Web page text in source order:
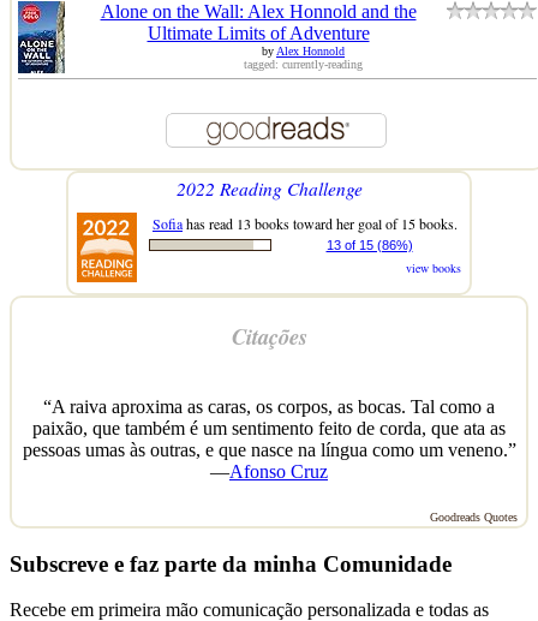
Alone on the Wall: Alex Honnold and the
Ultimate Limits of Adventure
byAlex Honnold
tagged: currently-reading
2022 Reading Challenge
Sofiahas read 13 books toward her goal of 15 books.
13 of 15 (86%)
view books
Citações
“A raiva aproxima as caras, os corpos, as bocas. Tal como a
paixão, que também é um sentimento feito de corda, que ata as
pessoas umas às outras, e que nasce na língua como um veneno.”
—Afonso Cruz
Goodreads Quotes
Subscreve e faz parte da minha Comunidade
Recebe em primeira mão comunicação personalizada e todas as